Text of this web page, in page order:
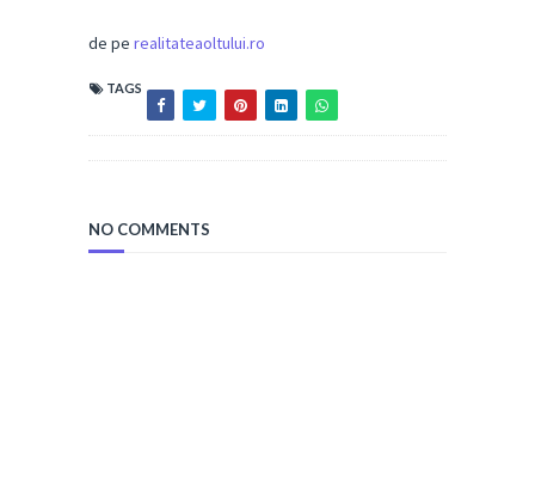
de pe realitateaoltului.ro
TAGS
NO COMMENTS